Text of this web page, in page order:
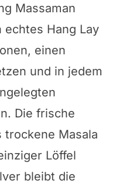
Massaman
echtes Hang Lay
einen
und in jedem
Die frische
trockene Masala
Löffel
bleibt die